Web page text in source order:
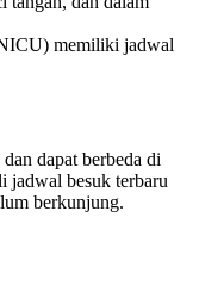
memiliki jadwal
dapat berbeda di
jadwal besuk terbaru
berkunjung.